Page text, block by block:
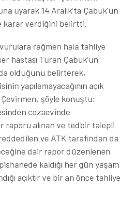
uyarak 14 Aralık’ta Çabuk’un
karar verdiğini belirtti.
rağmen hala tahliye
hastası Turan Çabuk’un
olduğunu belirterek,
yapılamayacağının açık
şöyle konuştu:
cezaevinde
raporu alınan ve tedbir talepli
ve ATK tarafından da
dair rapor düzenlenen
kaldığı her gün yaşam
açıktır ve bir an önce tahliye